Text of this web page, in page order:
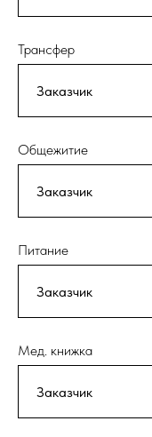
Трансфер
Общежитие
Питание
Мед. книжка